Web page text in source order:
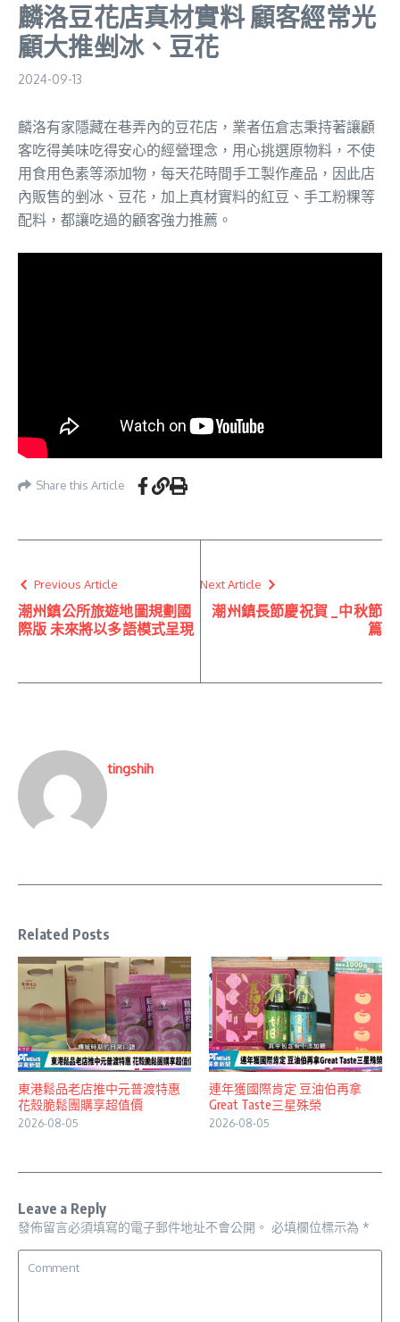
麟洛豆花店真材實料 顧客經常光
顧大推剉冰、豆花
2024-09-13
麟洛有家隱藏在巷弄內的豆花店，業者伍倉志秉持著讓顧
客吃得美味吃得安心的經營理念，用心挑選原物料，不使
用食用色素等添加物，每天花時間手工製作產品，因此店
內販售的剉冰、豆花，加上真材實料的紅豆、手工粉粿等
配料，都讓吃過的顧客強力推薦。
Share this Article
Previous Article
潮州鎮公所旅遊地圖規劃國
際版 未來將以多語模式呈現
Next Article
潮州鎮長節慶祝賀 _中秋節
篇
tingshih
Related Posts
東港鬆品老店推中元普渡特惠
花殼脆鬆團購享超值價
2026-08-05
連年獲國際肯定 豆油伯再拿
Great Taste三星殊榮
2026-08-05
Leave a Reply
發佈留言必須填寫的電子郵件地址不會公開。 必填欄位標示為 *